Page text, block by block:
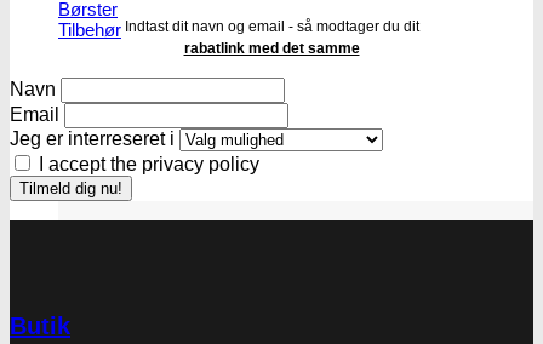
Børster
Tilbehør Indtast dit navn og email - så modtager du dit
rabatlink med det samme
Navn
Email
Jeg er interreseret i
I accept the privacy policy
Butik